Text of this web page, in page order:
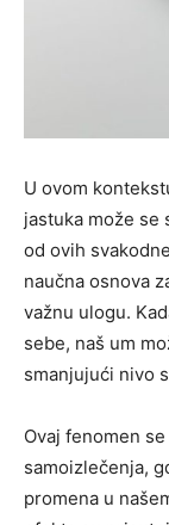
U ovom
jastuka može se
od ovih
naučna osnova
važnu ulogu.
sebe, naš um
smanjujući nivo
Ovaj fenomen
samoizlečenja,
promena u